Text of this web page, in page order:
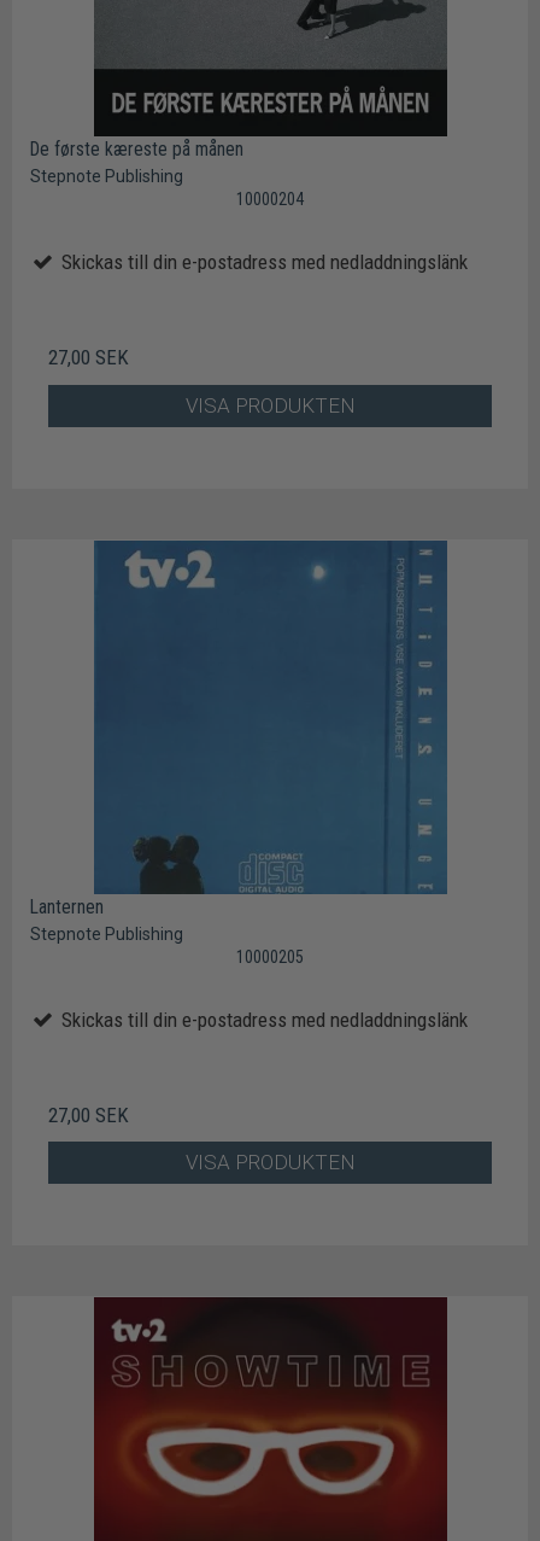
De første kæreste på månen
Stepnote Publishing
10000204
Skickas till din e-postadress med nedladdningslänk
27,00 SEK
VISA PRODUKTEN
Lanternen
Stepnote Publishing
10000205
Skickas till din e-postadress med nedladdningslänk
27,00 SEK
VISA PRODUKTEN